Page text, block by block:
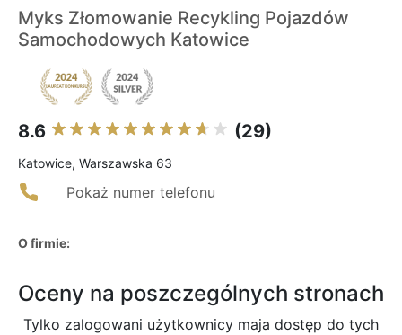
Myks Złomowanie Recykling Pojazdów
Samochodowych Katowice
8.6 (29)
Katowice, Warszawska 63
Pokaż numer telefonu
O firmie:
Oceny na poszczególnych stronach
Tylko zalogowani użytkownicy maja dostęp do tych